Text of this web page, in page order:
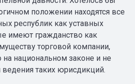
положении находятся все
республик как уставных
имеют гражданство как
торговой компании,
на национальном законе и не
таких юрисдикций.